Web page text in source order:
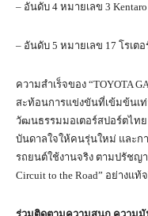
– อันดับ 4 หมายเลข 3
– อันดับ 5 หมายเลข 17 โรเตอ
ความสำเร็จของ “TOYOTA
สะท้อนการแข่งขันที่เข้มข้นเท่
วัฒนธรรมมอเตอร์สปอร์ตไท
บันดาลใจให้คนรุ่นใหม่ และก
รถยนต์ใช้งานจริง ตามปรัชญา
Circuit to the Road” อย่างแท้